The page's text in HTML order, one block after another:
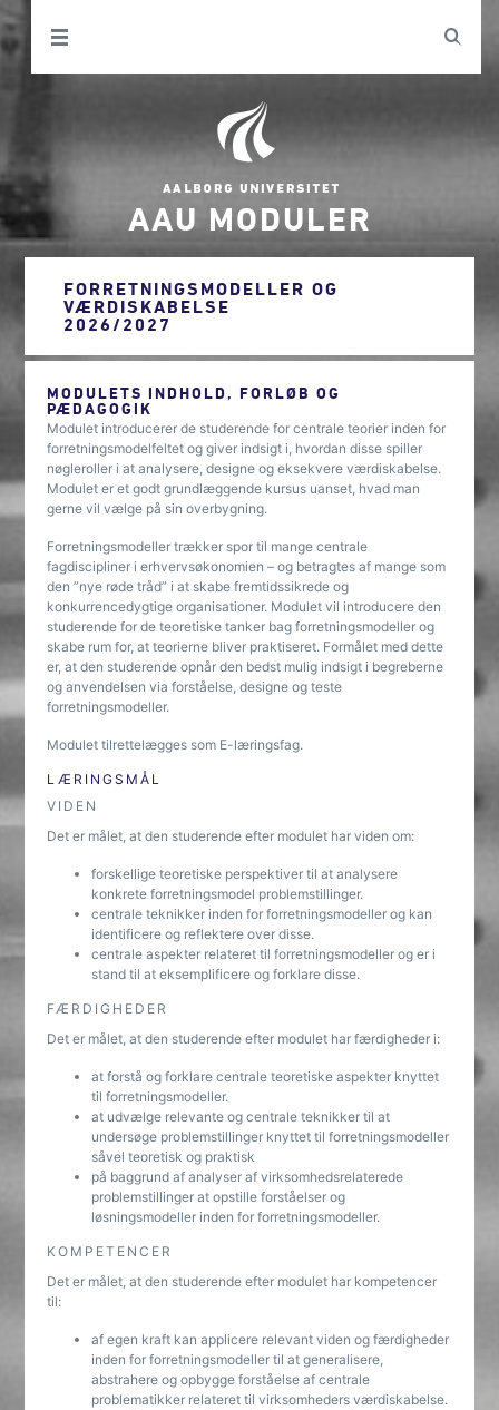
AAU MODULER
FORRETNINGSMODELLER OG
VÆRDISKABELSE
2026/2027
MODULETS INDHOLD, FORLØB OG
PÆDAGOGIK
Modulet introducerer de studerende for centrale teorier inden for
forretningsmodelfeltet og giver indsigt i, hvordan disse spiller
nøgleroller i at analysere, designe og eksekvere værdiskabelse.
Modulet er et godt grundlæggende kursus uanset, hvad man
gerne vil vælge på sin overbygning.
Forretningsmodeller trækker spor til mange centrale
fagdiscipliner i erhvervsøkonomien – og betragtes af mange som
den ”nye røde tråd” i at skabe fremtidssikrede og
konkurrencedygtige organisationer. Modulet vil introducere den
studerende for de teoretiske tanker bag forretningsmodeller og
skabe rum for, at teorierne bliver praktiseret. Formålet med dette
er, at den studerende opnår den bedst mulig indsigt i begreberne
og anvendelsen via forståelse, designe og teste
forretningsmodeller.
Modulet tilrettelægges som E-læringsfag.
LÆRINGSMÅL
VIDEN
Det er målet, at den studerende efter modulet har viden om:
forskellige teoretiske perspektiver til at analysere
konkrete forretningsmodel problemstillinger.
centrale teknikker inden for forretningsmodeller og kan
identificere og reflektere over disse.
centrale aspekter relateret til forretningsmodeller og er i
stand til at eksemplificere og forklare disse.
FÆRDIGHEDER
Det er målet, at den studerende efter modulet har færdigheder i:
at forstå og forklare centrale teoretiske aspekter knyttet
til forretningsmodeller.
at udvælge relevante og centrale teknikker til at
undersøge problemstillinger knyttet til forretningsmodeller
såvel teoretisk og praktisk
på baggrund af analyser af virksomhedsrelaterede
problemstillinger at opstille forståelser og
løsningsmodeller inden for forretningsmodeller.
KOMPETENCER
Det er målet, at den studerende efter modulet har kompetencer
til:
af egen kraft kan applicere relevant viden og færdigheder
inden for forretningsmodeller til at generalisere,
abstrahere og opbygge forståelse af centrale
problematikker relateret til virksomheders værdiskabelse.